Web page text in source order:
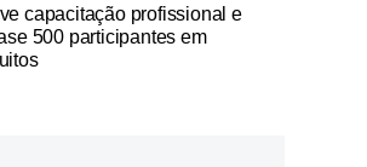
capacitação profissional e
500 participantes em